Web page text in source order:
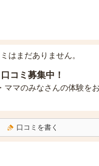
はまだありません。
口コミ募集中！
マのみなさんの体験を
口コミを書く